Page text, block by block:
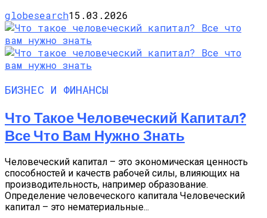
globesearch15.03.2026
БИЗНЕС И ФИНАНСЫ
Что Такое Человеческий Капитал?
Все Что Вам Нужно Знать
Человеческий капитал – это экономическая ценность
способностей и качеств рабочей силы, влияющих на
производительность, например образование.
Определение человеческого капитала Человеческий
капитал – это нематериальные...